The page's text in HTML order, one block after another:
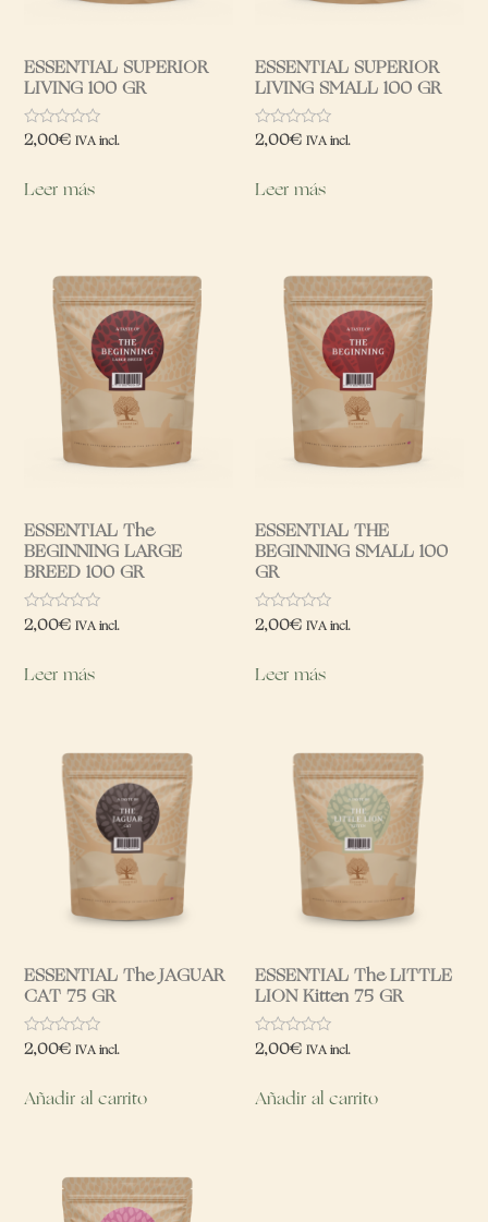
ESSENTIAL SUPERIOR
LIVING 100 GR
Valorado
con
5
2,00€ IVA incl.
Leer más
ESSENTIAL SUPERIOR
LIVING SMALL 100 GR
Valorado
con
5
2,00€ IVA incl.
Leer más
ESSENTIAL The
BEGINNING LARGE
BREED 100 GR
Valorado
con
5
2,00€ IVA incl.
Leer más
ESSENTIAL THE
BEGINNING SMALL 100
GR
Valorado
con
5
2,00€ IVA incl.
Leer más
ESSENTIAL The JAGUAR
CAT 75 GR
Valorado
con
5
2,00€ IVA incl.
Añadir al carrito
ESSENTIAL The LITTLE
LION Kitten 75 GR
Valorado
con
5
2,00€ IVA incl.
Añadir al carrito